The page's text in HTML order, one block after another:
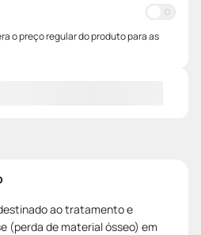
o preço regular do produto para as
ao tratamento e
(perda de material ósseo) em